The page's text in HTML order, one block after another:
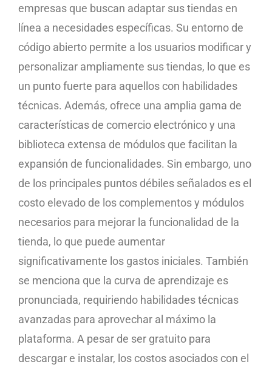
empresas que buscan adaptar sus tiendas en
línea a necesidades específicas. Su entorno de
código abierto permite a los usuarios modificar y
personalizar ampliamente sus tiendas, lo que es
un punto fuerte para aquellos con habilidades
técnicas. Además, ofrece una amplia gama de
características de comercio electrónico y una
biblioteca extensa de módulos que facilitan la
expansión de funcionalidades. Sin embargo, uno
de los principales puntos débiles señalados es el
costo elevado de los complementos y módulos
necesarios para mejorar la funcionalidad de la
tienda, lo que puede aumentar
significativamente los gastos iniciales. También
se menciona que la curva de aprendizaje es
pronunciada, requiriendo habilidades técnicas
avanzadas para aprovechar al máximo la
plataforma. A pesar de ser gratuito para
descargar e instalar, los costos asociados con el